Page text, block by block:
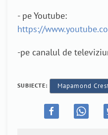
- pe Youtube:
https://
-pe canalul de
SUBIECTE: Mapamond